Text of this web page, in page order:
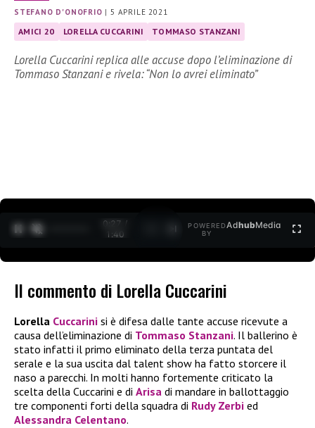
STEFANO D'ONOFRIO |5 APRILE 2021
AMICI 20 LORELLA CUCCARINI TOMMASO STANZANI
Lorella Cuccarini replica alle accuse dopo l’eliminazione di
Tommaso Stanzani e rivela: “Non lo avrei eliminato”
0:27 /
1:40
POWERED
BY
AdhubMedia
Il commento di Lorella Cuccarini
Lorella Cuccarini si è difesa dalle tante accuse ricevute a
causa dell’eliminazione di Tommaso Stanzani. Il ballerino è
stato infatti il primo eliminato della terza puntata del
serale e la sua uscita dal talent show ha fatto storcere il
naso a parecchi. In molti hanno fortemente criticato la
scelta della Cuccarini e di Arisa di mandare in ballottaggio
tre componenti forti della squadra di Rudy Zerbi ed
Alessandra Celentano.